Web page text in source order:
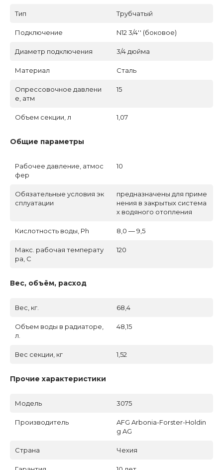
Тип Трубчатый
Подключение N12 3/4'' (боковое)
Диаметр подключения 3/4 дюйма
Материал Сталь
Опрессовочное давлени
е, атм
15
Объем секции, л 1,07
Общие параметры
Рабочее давление, атмос
фер
10
Обязательные условия эк
сплуатации
предназначены для приме
нения в закрытых система
х водяного отопления
Кислотность воды, Ph 8,0 — 9,5
Макс. рабочая температу
ра, C
120
Вес, объём, расход
Вес, кг. 68,4
Объем воды в радиаторе,
л.
48,15
Вес секции, кг 1,52
Прочие характеристики
Модель 3075
Производитель
AFG Arbonia-Forster-Holdin
g AG
Страна Чехия